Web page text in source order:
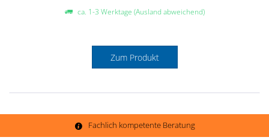
ca. 1-3 Werktage (Ausland abweichend)
Zum Produkt
Fachlich kompetente Beratung